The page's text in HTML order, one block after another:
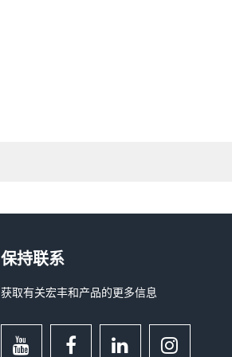
保持联系
获取有关宏丰和产品的更多信息